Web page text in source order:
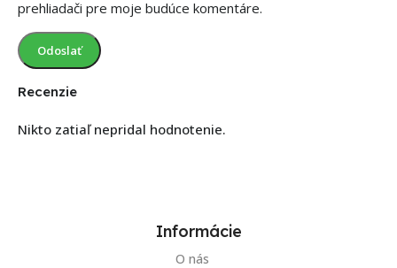
Recenzie
Nikto zatiaľ nepridal hodnotenie.
prehliadači pre moje budúce komentáre.
Informácie
O nás